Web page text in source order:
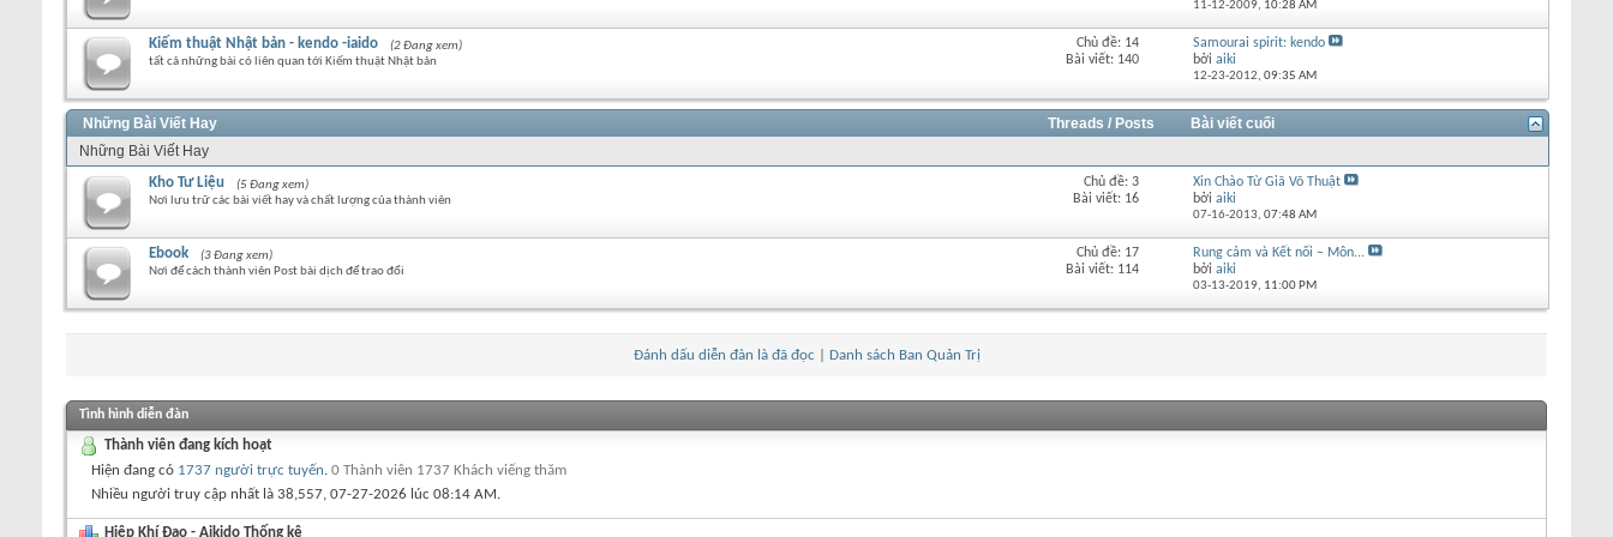
11-12-2009, 10:28 AM
Kiếm thuật Nhật bản - kendo -iaido
(2 Đang xem)
tất cả những bài có liên quan tới Kiếm thuật Nhật bản
Chủ đề: 14
Bài viết: 140
Samourai spirit: kendo
bởi aiki
12-23-2012, 09:35 AM
Những Bài Viết Hay Threads / Posts
Bài viết cuối
Những Bài Viết Hay
Kho Tư Liệu
(5 Đang xem)
Nơi lưu trữ các bài viết hay và chất lượng của thành viên
Chủ đề: 3
Bài viết: 16
Xin Chào Từ Giã Võ Thuật
bởi aiki
07-16-2013, 07:48 AM
Ebook
(3 Đang xem)
Nơi để cách thành viên Post bài dịch để trao đổi
Chủ đề: 17
Bài viết: 114
Rung cảm và Kết nối – Môn...
bởi aiki
03-13-2019, 11:00 PM
Đánh dấu diễn đàn là đã đọc Danh sách Ban Quản Trị
Tình hình diễn đàn
Thành viên đang kích hoạt
Hiện đang có 1737 người trực tuyến. 0 Thành viên 1737 Khách viếng thăm
Nhiều người truy cập nhất là 38,557, 07-27-2026 lúc 08:14 AM.
Hiệp Khí Đạo - Aikido Thống kê